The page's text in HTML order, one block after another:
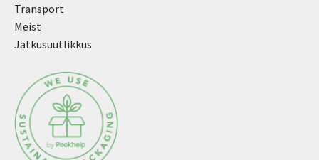
Transport
Meist
Jätkusuutlikkus